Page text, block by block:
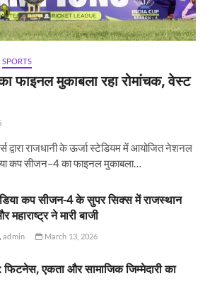
SPORTS
फाइनल मुकाबला रहा रोमांचक, वेस्ट
द्वारा राजधानी के ऊर्जा स्टेडियम में आयोजित नेशनल
कप सीजन–4 का फाइनल मुकाबला…
कप सीजन-4 के सुपर सिक्स में राजस्थान
महाराष्ट्र ने मारी बाजी
admin March 13, 2026
एकता और सामाजिक जिम्मेदारी का